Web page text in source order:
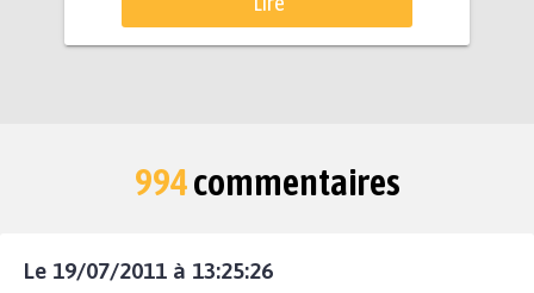
994commentaires
Le 19/07/2011 à 13:25:26